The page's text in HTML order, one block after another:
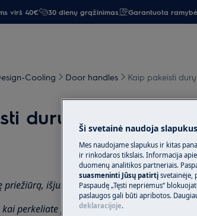
virš 40€ 30 dienų grąžinimas Garantuota ramybė
Cooling Door handles Kaip pakeisti
durų rankeną (3)
priežiūrą, išjunkite prietaisą ir atjunkite
perkeliate prietaisus, nes sunkiuosius
Ši svetainė naudoja
Mes naudojame slapukus ir kitas
ir rinkodaros tikslais. Informacija
duomenų analitikos partneriais.
suasmeninti Jūsų patirtį svetainėje,
Paspaudę „Tęsti nepriėmus“
paslaugos gali būti apribotos.
deklaracijoje.